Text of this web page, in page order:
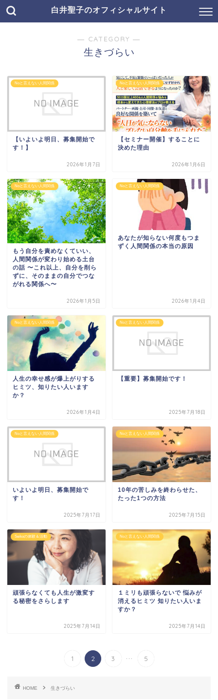
白井聖子のオフィシャルサイト
― CATEGORY ―
生きづらい
Noと言えない人間関係
【いよいよ明日、募集開始で
す！】
2026年1月7日
Noと言えない人間関係
【セミナー開催】することに
決めた理由
2026年1月6日
Noと言えない人間関係
もう自分を責めなくていい、
人間関係が変わり始める土台
の話 〜これ以上、自分を削ら
ずに、そのままの自分でつな
がれる関係へ〜
2026年1月5日
Noと言えない人間関係
あなたが知らない何度もつま
ずく人間関係の本当の原因
2026年1月4日
Noと言えない人間関係
人生の幸せ感が爆上がりする
ヒミツ、知りたい人います
か？
2026年1月4日
Noと言えない人間関係
【重要】募集開始です！
2025年7月18日
Noと言えない人間関係
いよいよ明日、募集開始で
す！
2025年7月17日
Noと言えない人間関係
10年の苦しみを終わらせた、
たった1つの方法
2025年7月15日
Seikoの体験＆活動
頑張らなくても人生が激変す
る秘密をさらします
2025年7月14日
Noと言えない人間関係
１ミリも頑張らないで 悩みが
消えるヒミツ 知りたい人いま
すか？
2025年7月14日
1 2 3 ... 5
HOME 生きづらい